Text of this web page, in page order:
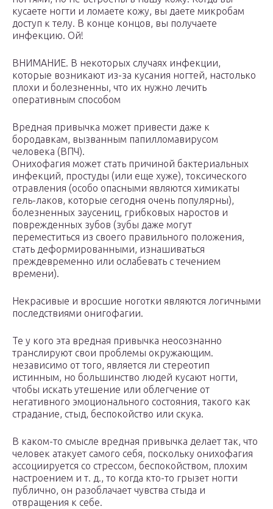
кусаете ногти и ломаете кожу, вы даете микробам
доступ к телу. В конце концов, вы получаете
инфекцию. Ой!
ВНИМАНИЕ. В некоторых случаях инфекции,
которые возникают из-за кусания ногтей, настолько
плохи и болезненны, что их нужно лечить
оперативным способом
Вредная привычка может привести даже к
бородавкам, вызванным папилломавирусом
человека (ВПЧ).
Онихофагия может стать причиной бактериальных
инфекций, простуды (или еще хуже), токсического
отравления (особо опасными являются химикаты
гель-лаков, которые сегодня очень популярны),
болезненных заусениц, грибковых наростов и
поврежденных зубов (зубы даже могут
переместиться из своего правильного положения,
стать деформированными, изнашиваться
преждевременно или ослабевать с течением
времени).
Некрасивые и вросшие ноготки являются логичными
последствиями онигофагии.
Те у кого эта вредная привычка неосознанно
транслируют свои проблемы окружающим.
независимо от того, является ли стереотип
истинным, но большинство людей кусают ногти,
чтобы искать утешение или облегчение от
негативного эмоционального состояния, такого как
страдание, стыд, беспокойство или скука.
В каком-то смысле вредная привычка делает так, что
человек атакует самого себя, поскольку онихофагия
ассоциируется со стрессом, беспокойством, плохим
настроением и т. д., то когда кто-то грызет ногти
публично, он разоблачает чувства стыда и
отвращения к себе.